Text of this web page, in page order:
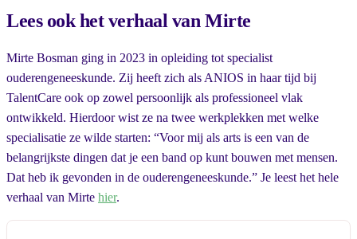
Lees ook het verhaal van Mirte
Mirte Bosman ging in 2023 in opleiding tot specialist
ouderengeneeskunde. Zij heeft zich als ANIOS in haar tijd bij
TalentCare ook op zowel persoonlijk als professioneel vlak
ontwikkeld. Hierdoor wist ze na twee werkplekken met welke
specialisatie ze wilde starten: “Voor mij als arts is een van de
belangrijkste dingen dat je een band op kunt bouwen met mensen.
Dat heb ik gevonden in de ouderengeneeskunde.” Je leest het hele
verhaal van Mirte hier.